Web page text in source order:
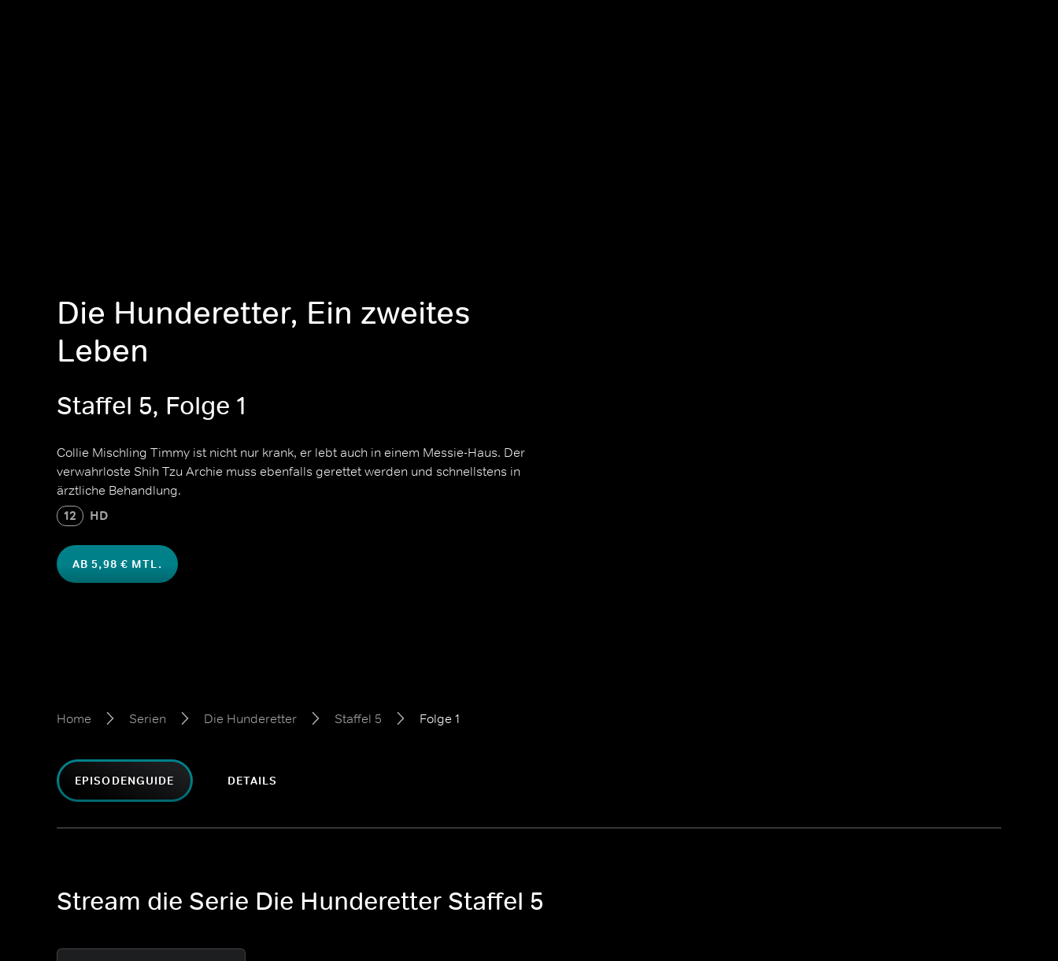
Die Hunderetter, Ein zweites
Leben
Staffel 5, Folge 1
Collie Mischling Timmy ist nicht nur krank, er lebt auch in einem Messie-Haus. Der
verwahrloste Shih Tzu Archie muss ebenfalls gerettet werden und schnellstens in
ärztliche Behandlung.
12 HD
AB 5,98 € MTL.
Home Serien Die Hunderetter Staffel 5 Folge 1
EPISODENGUIDE DETAILS
Stream die Serie Die Hunderetter Staffel 5